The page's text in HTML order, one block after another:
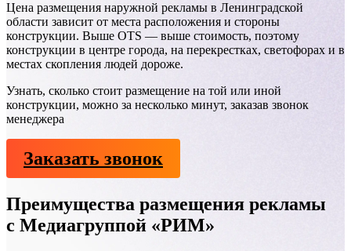
Цена размещения наружной рекламы в Ленинградской
области зависит от места расположения и стороны
конструкции. Выше OTS — выше стоимость, поэтому
конструкции в центре города, на перекрестках, светофорах и в
местах скопления людей дороже.
Узнать, сколько стоит размещение на той или иной
конструкции, можно за несколько минут, заказав звонок
менеджера
Заказать звонок
Преимущества размещения рекламы
с Медиагруппой «РИМ»